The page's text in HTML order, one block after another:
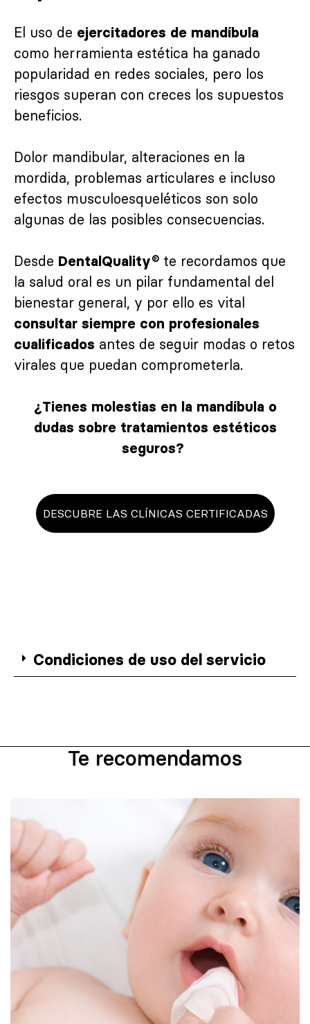
El uso de ejercitadores de mandíbula
como herramienta estética ha ganado
popularidad en redes sociales, pero los
riesgos superan con creces los supuestos
beneficios.
Dolor mandibular, alteraciones en la
mordida, problemas articulares e incluso
efectos musculoesqueléticos son solo
algunas de las posibles consecuencias.
Desde DentalQuality® te recordamos que
la salud oral es un pilar fundamental del
bienestar general, y por ello es vital
consultar siempre con profesionales
cualificados antes de seguir modas o retos
virales que puedan comprometerla.
¿Tienes molestias en la mandíbula o
dudas sobre tratamientos estéticos
seguros?
DESCUBRE LAS CLÍNICAS CERTIFICADAS
Condiciones de uso del servicio
Te recomendamos